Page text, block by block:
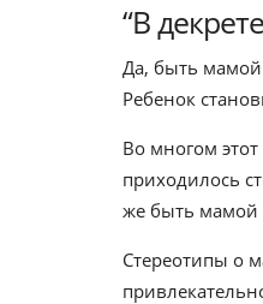
“В
Да, быть мамой
Ребенок
Во многом
приходилось
же быть мамой
Стереотипы о